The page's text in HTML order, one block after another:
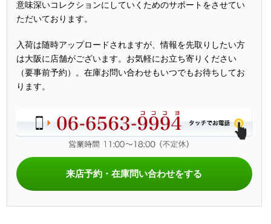
意味深いコレクションにしていくためのサポートをさせてい
ただいております。
入荷は随時アップロードされますが、情報を先取りしたい方
は大阪に店舗がございます。お気軽にお立ち寄りください
（要事前予約）。在庫お問い合わせもいつでもお待ちしてお
ります。
来店予約・在庫問い合わせをする